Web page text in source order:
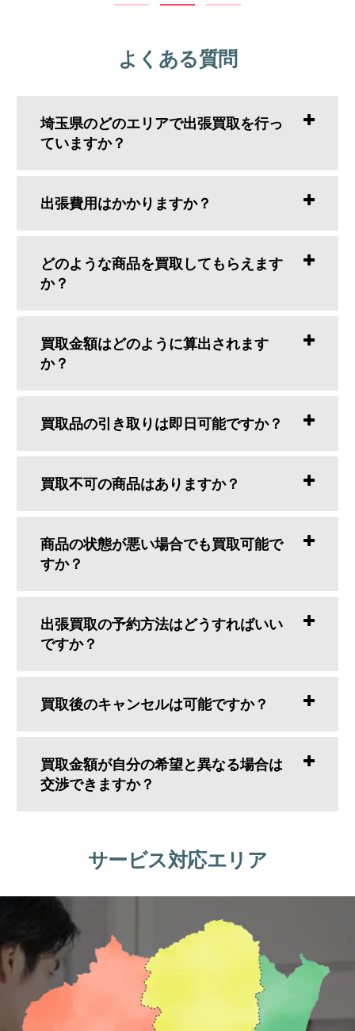
よくある質問
埼玉県のどのエリアで出張買取を行っ
ていますか？
出張費用はかかりますか？
どのような商品を買取してもらえます
か？
買取金額はどのように算出されます
か？
買取品の引き取りは即日可能ですか？
買取不可の商品はありますか？
商品の状態が悪い場合でも買取可能で
すか？
出張買取の予約方法はどうすればいい
ですか？
買取後のキャンセルは可能ですか？
買取金額が自分の希望と異なる場合は
交渉できますか？
サービス対応エリア